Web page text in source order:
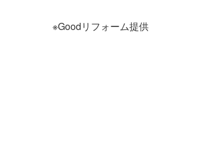
ー
※Goodリフォーム提供